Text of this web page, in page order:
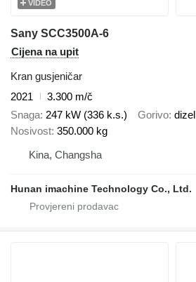
VIDEO
Sany SCC3500A-6
Cijena na upit
Kran gusjeničar
2021
3.300 m/č
Snaga 247 kW (336 k.s.) Gorivo dizel
Nosivost 350.000 kg
Kina, Changsha
Hunan imachine Technology Co., Ltd.